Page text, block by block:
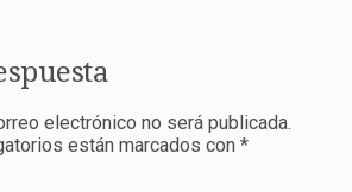
electrónico no será publicada.
están marcados con *